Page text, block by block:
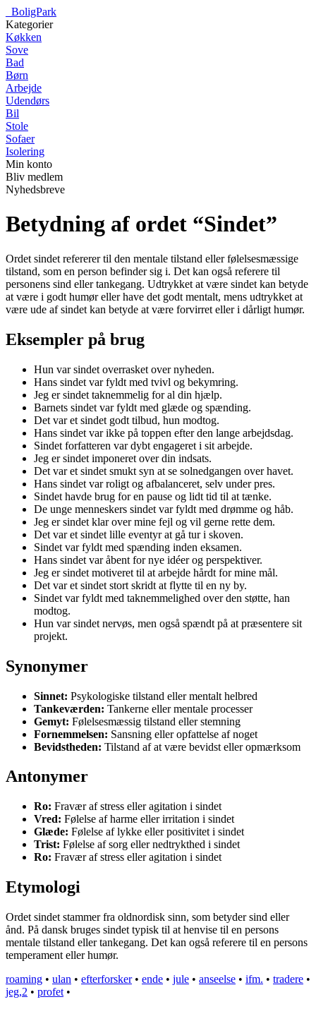
BoligPark
Kategorier
Køkken
Sove
Bad
Børn
Arbejde
Udendørs
Bil
Stole
Sofaer
Isolering
Min konto
Bliv medlem
Nyhedsbreve
Betydning af ordet “Sindet”
Ordet sindet refererer til den mentale tilstand eller følelsesmæssige
tilstand, som en person befinder sig i. Det kan også referere til
personens sind eller tankegang. Udtrykket at være sindet kan betyde
at være i godt humør eller have det godt mentalt, mens udtrykket at
være ude af sindet kan betyde at være forvirret eller i dårligt humør.
Eksempler på brug
Hun var sindet overrasket over nyheden.
Hans sindet var fyldt med tvivl og bekymring.
Jeg er sindet taknemmelig for al din hjælp.
Barnets sindet var fyldt med glæde og spænding.
Det var et sindet godt tilbud, hun modtog.
Hans sindet var ikke på toppen efter den lange arbejdsdag.
Sindet forfatteren var dybt engageret i sit arbejde.
Jeg er sindet imponeret over din indsats.
Det var et sindet smukt syn at se solnedgangen over havet.
Hans sindet var roligt og afbalanceret, selv under pres.
Sindet havde brug for en pause og lidt tid til at tænke.
De unge menneskers sindet var fyldt med drømme og håb.
Jeg er sindet klar over mine fejl og vil gerne rette dem.
Det var et sindet lille eventyr at gå tur i skoven.
Sindet var fyldt med spænding inden eksamen.
Hans sindet var åbent for nye idéer og perspektiver.
Jeg er sindet motiveret til at arbejde hårdt for mine mål.
Det var et sindet stort skridt at flytte til en ny by.
Sindet var fyldt med taknemmelighed over den støtte, han
modtog.
Hun var sindet nervøs, men også spændt på at præsentere sit
projekt.
Synonymer
Sinnet: Psykologiske tilstand eller mentalt helbred
Tankeværden: Tankerne eller mentale processer
Gemyt: Følelsesmæssig tilstand eller stemning
Fornemmelsen: Sansning eller opfattelse af noget
Bevidstheden: Tilstand af at være bevidst eller opmærksom
Antonymer
Ro: Fravær af stress eller agitation i sindet
Vred: Følelse af harme eller irritation i sindet
Glæde: Følelse af lykke eller positivitet i sindet
Trist: Følelse af sorg eller nedtrykthed i sindet
Ro: Fravær af stress eller agitation i sindet
Etymologi
Ordet sindet stammer fra oldnordisk sinn, som betyder sind eller
ånd. På dansk bruges sindet typisk til at henvise til en persons
mentale tilstand eller tankegang. Det kan også referere til en persons
temperament eller humør.
roaming • ulan • efterforsker• ende • jule • anseelse • ifm. • tradere •
jeg,2 • profet •